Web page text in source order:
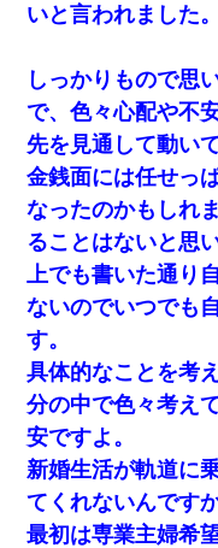
いと言われました。
しっかりもので思
で、色々心配や不
先を見通して動い
金銭面には任せっ
なったのかもしれ
ることはないと思
上でも書いた通り
ないのでいつでも
す。
具体的なことを考
分の中で色々考え
安ですよ。
新婚生活が軌道に
てくれないんですか
最初は専業主婦希